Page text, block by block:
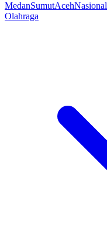
MedanSumutAcehNasional
Olahraga